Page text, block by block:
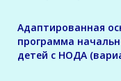
Адаптированная
программа
детей с НОДА